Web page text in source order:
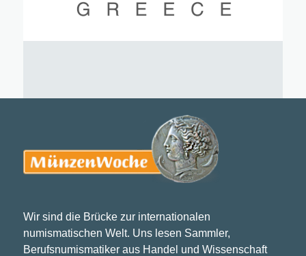
Wir sind die Brücke zur internationalen
numismatischen Welt. Uns lesen Sammler,
Berufsnumismatiker aus Handel und Wissenschaft